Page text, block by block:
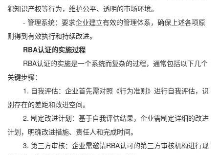
犯知识产权等行为，维护公平、透明的市场环境。
- 管理系统：要求企业建立有效的管理体系，确保上述各项原
则得到有效执行和持续改进。
RBA认证的实施过程
RBA认证的实施是一个系统而复杂的过程，通常包括以下几个
关键步骤：
1. 自我评估：企业首先需对照《行为准则》进行自我评估，识
别存在的差距和改进空间。
2. 制定改进计划：基于自我评估结果，企业需制定详细的改进
计划，明确改进措施、责任人和完成时间。
3. 第三方审核：企业需邀请RBA认可的第三方审核机构进行现